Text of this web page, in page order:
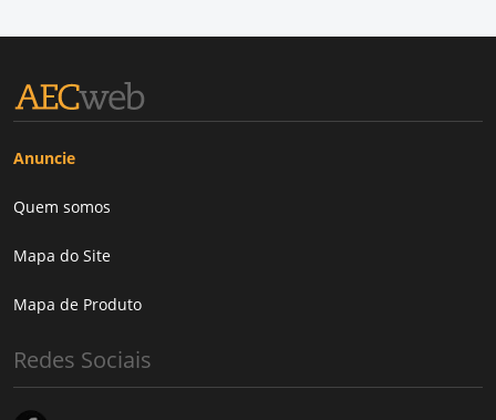
Anuncie
Quem somos
Mapa do Site
Mapa de Produto
Redes Sociais